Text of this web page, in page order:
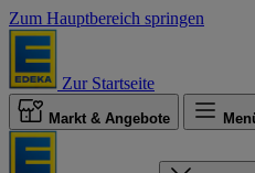
Zum Hauptbereich springen
Zur Startseite
Markt & Angebote